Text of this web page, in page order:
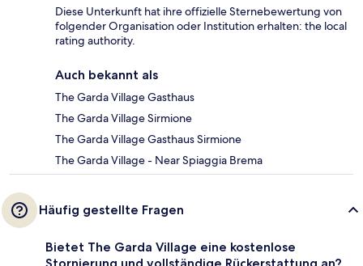
Diese Unterkunft hat ihre offizielle Sternebewertung von
folgender Organisation oder Institution erhalten: the local
rating authority.
Auch bekannt als
The Garda Village Gasthaus
The Garda Village Sirmione
The Garda Village Gasthaus Sirmione
The Garda Village - Near Spiaggia Brema
Häufig gestellte Fragen
Bietet The Garda Village eine kostenlose